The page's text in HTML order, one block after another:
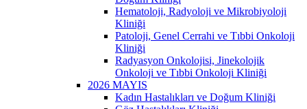
Hematoloji, Radyoloji ve Mikrobiyoloji
Kliniği
Patoloji, Genel Cerrahi ve Tıbbi Onkoloji
Kliniği
Radyasyon Onkolojisi, Jinekolojik
Onkoloji ve Tıbbi Onkoloji Kliniği
2026 MAYIS
Kadın Hastalıkları ve Doğum Kliniği